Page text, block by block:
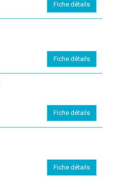
Fiche détails
Fiche détails
Fiche détails
Fiche détails